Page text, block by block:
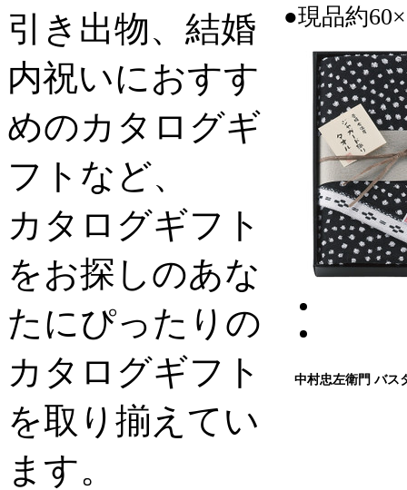
●現品約
中村忠左衛門 バス
引き出物、結婚
内祝いにおすす
めのカタログギ
フトなど、
カタログギフト
をお探しのあな
たにぴったりの
カタログギフト
を取り揃えてい
ます。